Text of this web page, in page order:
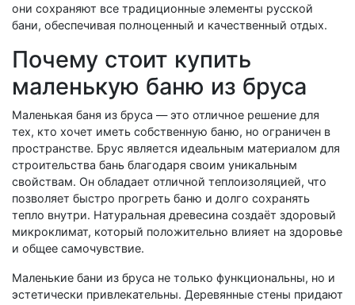
они сохраняют все традиционные элементы русской
бани, обеспечивая полноценный и качественный отдых.
Почему стоит купить
маленькую баню из бруса
Маленькая баня из бруса — это отличное решение для
тех, кто хочет иметь собственную баню, но ограничен в
пространстве. Брус является идеальным материалом для
строительства бань благодаря своим уникальным
свойствам. Он обладает отличной теплоизоляцией, что
позволяет быстро прогреть баню и долго сохранять
тепло внутри. Натуральная древесина создаёт здоровый
микроклимат, который положительно влияет на здоровье
и общее самочувствие.
Маленькие бани из бруса не только функциональны, но и
эстетически привлекательны. Деревянные стены придают